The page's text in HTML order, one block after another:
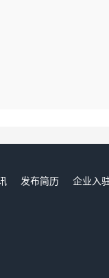
发布简历 企业入